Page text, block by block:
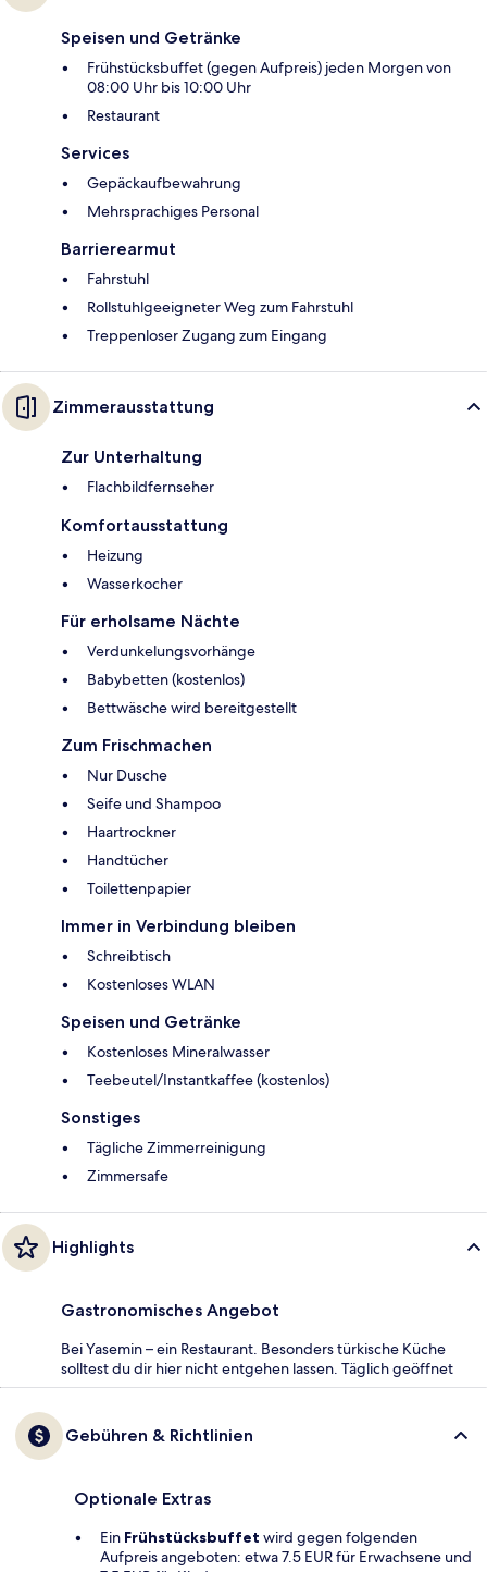
Speisen und Getränke
Frühstücksbuffet (gegen Aufpreis) jeden Morgen von
08:00 Uhr bis 10:00 Uhr
Restaurant
Services
Gepäckaufbewahrung
Mehrsprachiges Personal
Barrierearmut
Fahrstuhl
Rollstuhlgeeigneter Weg zum Fahrstuhl
Treppenloser Zugang zum Eingang
Zimmerausstattung
Zur Unterhaltung
Flachbildfernseher
Komfortausstattung
Heizung
Wasserkocher
Für erholsame Nächte
Verdunkelungsvorhänge
Babybetten (kostenlos)
Bettwäsche wird bereitgestellt
Zum Frischmachen
Nur Dusche
Seife und Shampoo
Haartrockner
Handtücher
Toilettenpapier
Immer in Verbindung bleiben
Schreibtisch
Kostenloses WLAN
Speisen und Getränke
Kostenloses Mineralwasser
Teebeutel/Instantkaffee (kostenlos)
Sonstiges
Tägliche Zimmerreinigung
Zimmersafe
Highlights
Gastronomisches Angebot
Bei Yasemin – ein Restaurant. Besonders türkische Küche
solltest du dir hier nicht entgehen lassen. Täglich geöffnet
Gebühren & Richtlinien
Optionale Extras
Ein Frühstücksbuffet wird gegen folgenden
Aufpreis angeboten: etwa 7.5 EUR für Erwachsene und